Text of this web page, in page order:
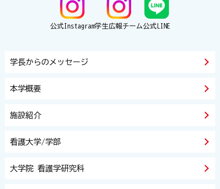
公式Instagram学生広報チーム公式LINE
学長からのメッセージ
本学概要
施設紹介
看護大学/学部
大学院 看護学研究科